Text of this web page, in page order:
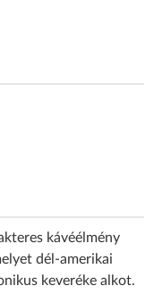
kávéélmény
dél-amerikai
keveréke alkot.